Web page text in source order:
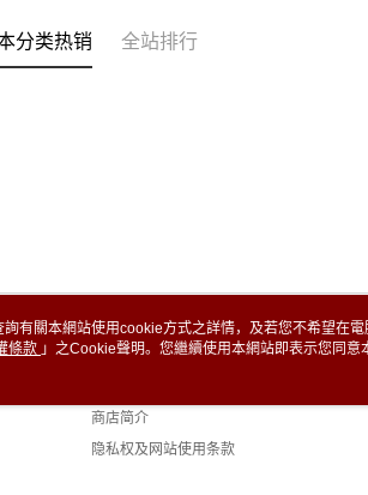
分类热销 全站排行
关于我们
商店简介
隐私权及网站使用条款
有關本網站使用cookie方式之詳情，及若您不希望在
條款 」之Cookie聲明。您繼續使用本網站即表示您同